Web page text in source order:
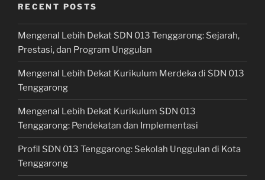
RECENT POSTS
Mengenal Lebih Dekat SDN 013 Tenggarong: Sejarah,
Prestasi, dan Program Unggulan
Mengenal Lebih Dekat Kurikulum Merdeka di SDN 013
Tenggarong
Mengenal Lebih Dekat Kurikulum SDN 013
Tenggarong: Pendekatan dan Implementasi
Profil SDN 013 Tenggarong: Sekolah Unggulan di Kota
Tenggarong